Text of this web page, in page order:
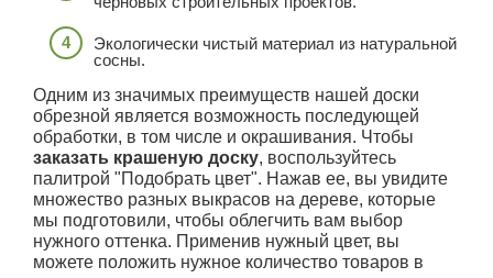
Экологически чистый материал из натуральной
сосны.
Одним из значимых преимуществ нашей доски
обрезной является возможность последующей
обработки, в том числе и окрашивания. Чтобы
заказать крашеную доску, воспользуйтесь
палитрой "Подобрать цвет". Нажав ее, вы увидите
множество разных выкрасов на дереве, которые
мы подготовили, чтобы облегчить вам выбор
нужного оттенка. Применив нужный цвет, вы
можете положить нужное количество товаров в